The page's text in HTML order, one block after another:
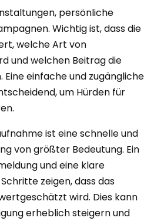
persönliche
Wichtig ist, dass die
welche Art von
und welchen Beitrag die
Eine einfache und zugängliche
um Hürden für
ist eine schnelle und
von größter Bedeutung. Ein
und eine klare
zeigen, dass das
wird. Dies kann
erheblich steigern und